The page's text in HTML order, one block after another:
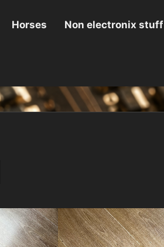
Horses Non electronix stuff